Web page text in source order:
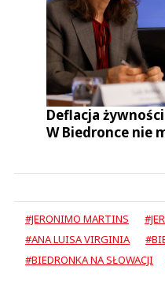
Deflacja
W Biedronce nie
#JERONIMO MARTINS
#ANA LUISA VIRGINIA
#BIEDRONKA NA SŁOWACJI